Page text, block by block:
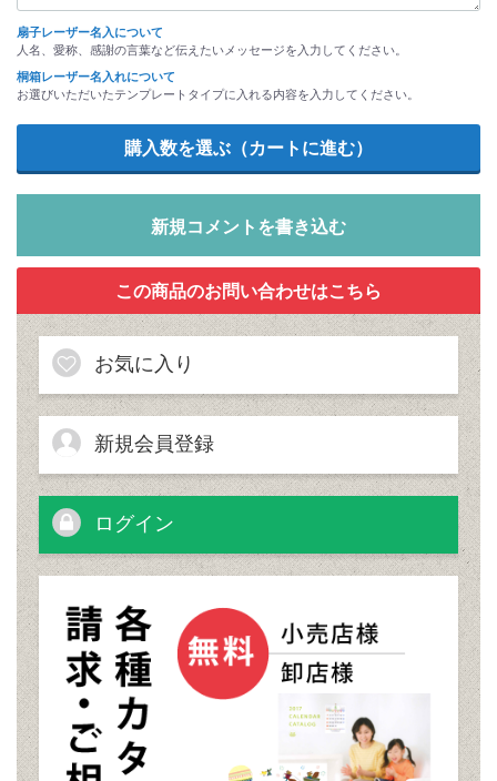
扇子レーザー名入について
人名、愛称、感謝の言葉など伝えたいメッセージを入力してください。
桐箱レーザー名入れについて
お選びいただいたテンプレートタイプに入れる内容を入力してください。
新規コメントを書き込む
お気に入り
新規会員登録
ログイン